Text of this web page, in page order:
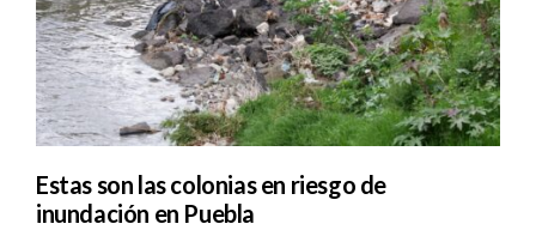
Estas son las colonias en riesgo de
inundación en Puebla